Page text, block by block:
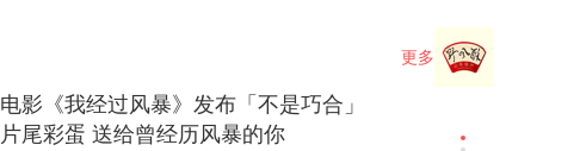
更多
电影《我经过风暴》发布「不是巧合」
片尾彩蛋 送给曾经历风暴的你